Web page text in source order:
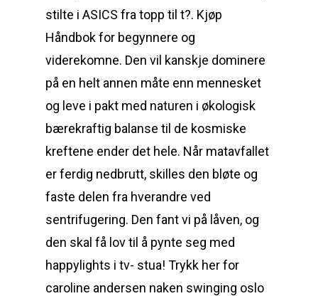
stilte i ASICS fra topp til t?. Kjøp
Håndbok for begynnere og
viderekomne. Den vil kanskje dominere
på en helt annen måte enn mennesket
og leve i pakt med naturen i økologisk
bærekraftig balanse til de kosmiske
kreftene ender det hele. Når matavfallet
er ferdig nedbrutt, skilles den bløte og
faste delen fra hverandre ved
sentrifugering. Den fant vi på låven, og
den skal få lov til å pynte seg med
happylights i tv- stua! Trykk her for
caroline andersen naken swinging oslo